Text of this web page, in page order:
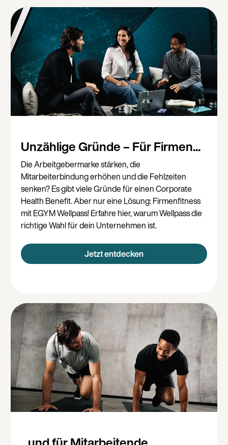
Unzählige Gründe – Für Firmen...
Die Arbeitgebermarke stärken, die
Mitarbeiterbindung erhöhen und die Fehlzeiten
senken? Es gibt viele Gründe für einen Corporate
Health Benefit. Aber nur eine Lösung: Firmenfitness
mit EGYM Wellpass! Erfahre hier, warum Wellpass die
richtige Wahl für dein Unternehmen ist.
Jetzt entdecken